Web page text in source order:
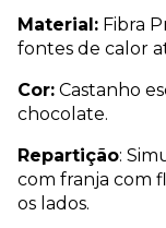
Material: Fibra
fontes de calor
Cor: Castanho
chocolate.
Repartição:
com franja com
os lados.